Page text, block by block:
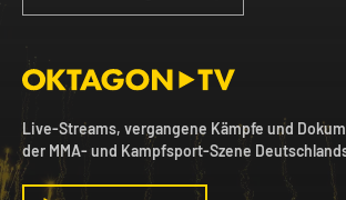
Live-Streams, vergangene Kämpfe und
der MMA- und Kampfsport-Szene